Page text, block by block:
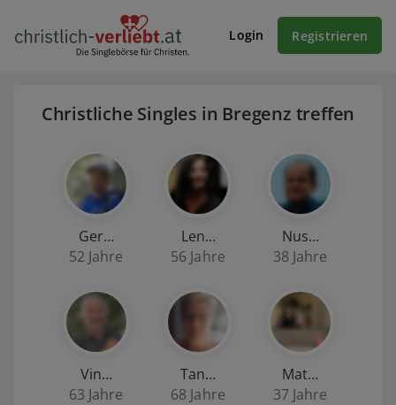
Login Registrieren
Christliche Singles in Bregenz treffen
Ger…
52 Jahre
Len…
56 Jahre
Nus…
38 Jahre
Vin…
63 Jahre
Tan…
68 Jahre
Mat…
37 Jahre